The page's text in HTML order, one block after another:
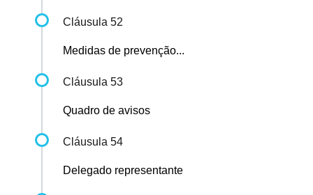
Cláusula 52
Medidas de prevenção...
Cláusula 53
Quadro de avisos
Cláusula 54
Delegado representante